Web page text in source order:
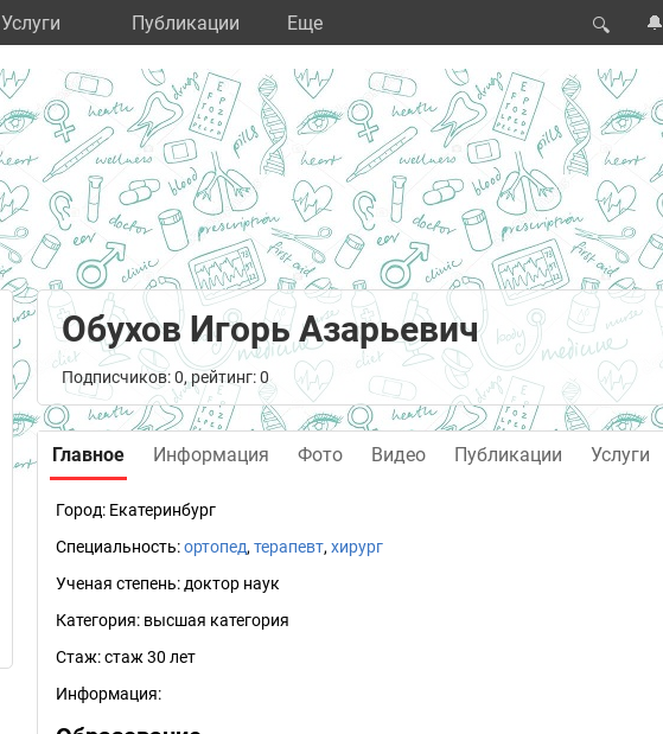
Услуги Публикации Eще 🔍 🔔
Обухов Игорь Азарьевич
Подписчиков: 0, рейтинг: 0
Главное Информация Фото Видео Публикации Услуги
Город: Екатеринбург
Специальность:ортопед, терапевт, хирург
Ученая степень: доктор наук
Категория: высшая категория
Стаж:стаж 30 лет
Информация: